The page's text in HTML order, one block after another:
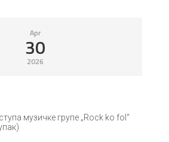
Apr
30
2026
музичке групе „Rock ko fol“